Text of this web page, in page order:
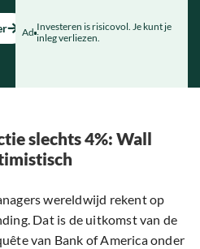
Ad Investeren is risicovol. Je kunt je
inleg verliezen.
slechts 4%: Wall
wereldwijd rekent op
Dat is de uitkomst van de
van Bank of America onder